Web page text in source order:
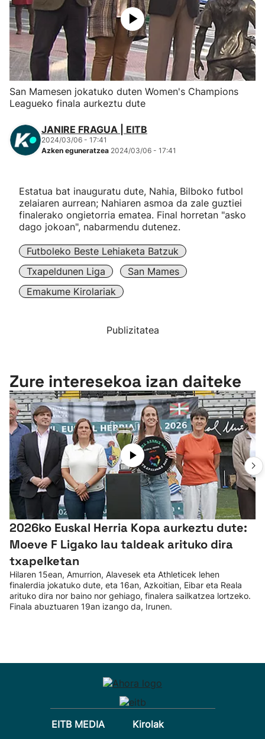
Herri-kirolak
Eskubaloia
Kirolak 360
Mendi-lasterketak
"Helmuga"
San Mamesen jokatuko duten Women's Champions
Leagueko finala aurkeztu dute
JANIRE FRAGUA | EITB
2024/03/06 - 17:41
Azken eguneratzea 2024/03/06 - 17:41
Estatua bat inauguratu dute, Nahia, Bilboko futbol
zelaiaren aurrean; Nahiaren asmoa da zale guztiei
finalerako ongietorria ematea. Final horretan "asko
dago jokoan", nabarmendu dutenez.
Futboleko Beste Lehiaketa Batzuk
Txapeldunen Liga
San Mames
Emakume Kirolariak
Publizitatea
Zure interesekoa izan daiteke
2026ko Euskal Herria Kopa aurkeztu dute:
Moeve F Ligako lau taldeak arituko dira
txapelketan
Hilaren 15ean, Amurrion, Alavesek eta Athleticek lehen
finalerdia jokatuko dute, eta 16an, Azkoitian, Eibar eta Reala
arituko dira nor baino nor gehiago, finalera sailkatzea lortzeko.
Finala abuztuaren 19an izango da, Irunen.
EITB MEDIA
Kirolak